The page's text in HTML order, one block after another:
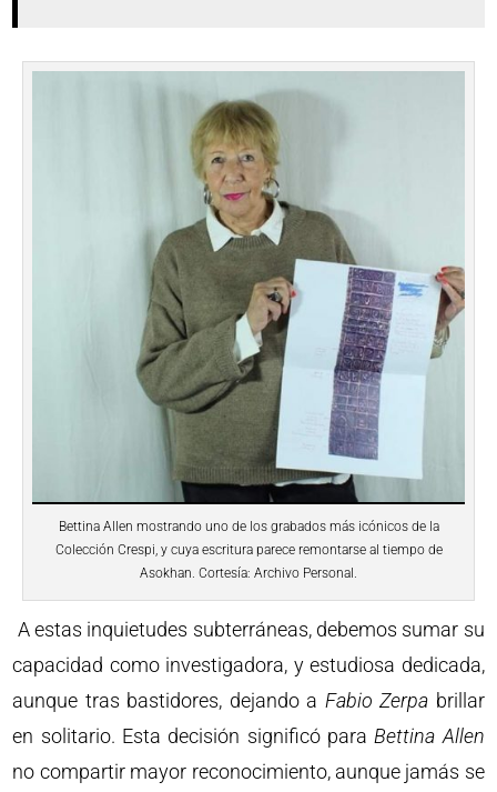
Bettina Allen mostrando uno de los grabados más icónicos de la
Colección Crespi, y cuya escritura parece remontarse al tiempo de
Asokhan. Cortesía: Archivo Personal.
A estas inquietudes subterráneas, debemos sumar su
capacidad como investigadora, y estudiosa dedicada,
aunque tras bastidores, dejando a Fabio Zerpa brillar
en solitario. Esta decisión significó paraBettina Allen
no compartir mayor reconocimiento, aunque jamás se